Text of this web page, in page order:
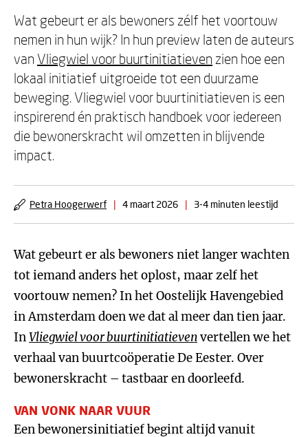
Wat gebeurt er als bewoners zélf het voortouw
nemen in hun wijk? In hun preview laten de auteurs
van Vliegwiel voor buurtinitiatieven zien hoe een
lokaal initiatief uitgroeide tot een duurzame
beweging. Vliegwiel voor buurtinitiatieven is een
inspirerend én praktisch handboek voor iedereen
die bewonerskracht wil omzetten in blijvende
impact.
Petra Hoogerwerf | 4 maart 2026 | 3-4 minuten leestijd
Wat gebeurt er als bewoners niet langer wachten
tot iemand anders het oplost, maar zelf het
voortouw nemen? In het Oostelijk Havengebied
in Amsterdam doen we dat al meer dan tien jaar.
InVliegwiel voor buurtinitiatievenvertellen we het
verhaal van buurtcoöperatie De Eester. Over
bewonerskracht – tastbaar en doorleefd.
VAN VONK NAAR VUUR
Een bewonersinitiatief begint altijd vanuit